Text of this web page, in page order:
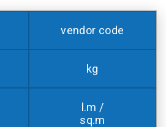
vendor code
kg
l.m /
sq.m